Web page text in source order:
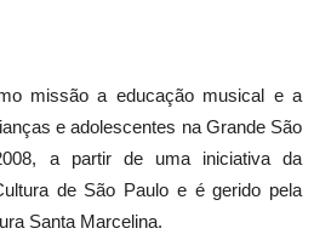
missão a educação musical e a
e adolescentes na Grande São
a partir de uma iniciativa da
de São Paulo e é gerido pela
Santa Marcelina.